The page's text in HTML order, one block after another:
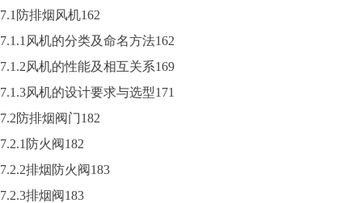
7.1防排烟风机162
7.1.1风机的分类及命名方法162
7.1.2风机的性能及相互关系169
7.1.3风机的设计要求与选型171
7.2防排烟阀门182
7.2.1防火阀182
7.2.2排烟防火阀183
7.2.3排烟阀183